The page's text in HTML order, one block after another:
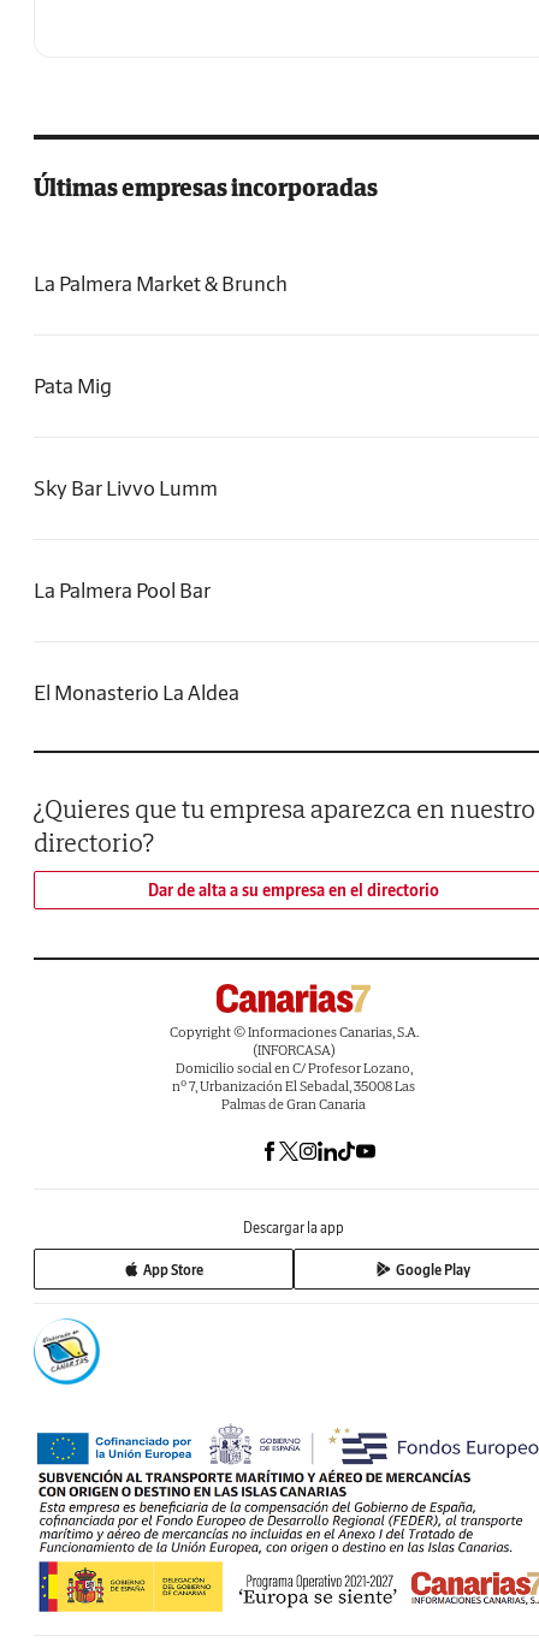
Últimas empresas incorporadas
La Palmera Market & Brunch
Pata Mig
Sky Bar Livvo Lumm
La Palmera Pool Bar
El Monasterio La Aldea
¿Quieres que tu empresa aparezca en nuestro
directorio?
Dar de alta a su empresa en el directorio
Copyright © Informaciones Canarias, S.A.
(INFORCASA)
Domicilio social en C/ Profesor Lozano,
nº 7, Urbanización El Sebadal, 35008 Las
Palmas de Gran Canaria
Descargar la app
App Store Google Play